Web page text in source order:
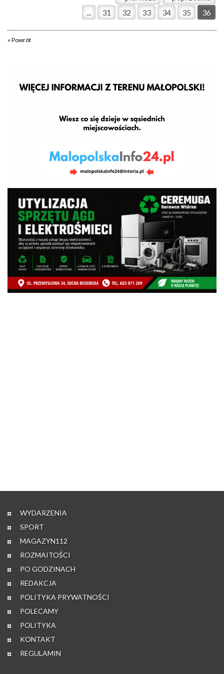
...
31 32 33 34 35 36
« Powrót
WYDARZENIA
SPORT
MAGAZYN112
ROZMAITOŚCI
PO GODZINACH
REDAKCJA
POLITYKA PRYWATNOŚCI
POLECAMY
POLITYKA
KONTAKT
REGULAMIN